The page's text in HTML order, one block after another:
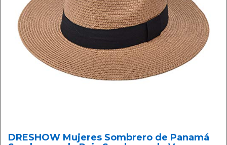
DRESHOW Mujeres Sombrero de Panamá